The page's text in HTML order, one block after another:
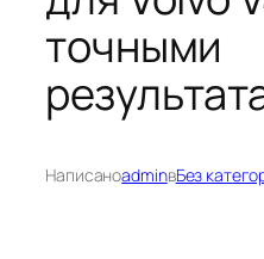
точными
НаписаноadminвБез